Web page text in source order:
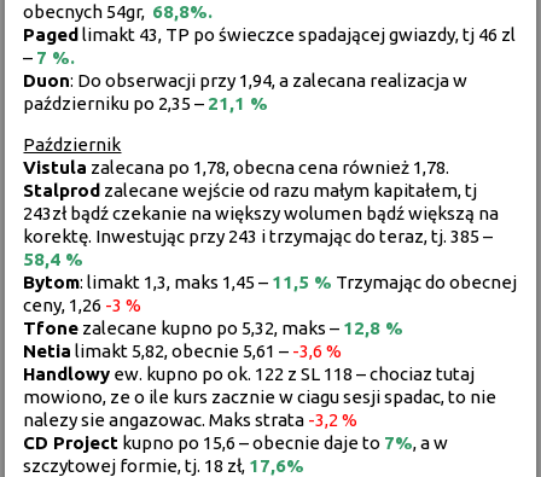
obecnych 54gr, 68,8%.
Pagedlimakt 43, TP po świeczce spadającej gwiazdy, tj 46 zl
– 7 %.
Duon: Do obserwacji przy 1,94, a zalecana realizacja w
październiku po 2,35 – 21,1 %
Październik
Vistula zalecana po 1,78, obecna cena również 1,78.
Stalprod zalecane wejście od razu małym kapitałem, tj
243zł bądź czekanie na większy wolumen bądź większą na
korektę. Inwestując przy 243 i trzymając do teraz, tj. 385 –
58,4 %
Bytom: limakt 1,3, maks 1,45 – 11,5 % Trzymając do obecnej
ceny, 1,26 -3 %
Tfone zalecane kupno po 5,32, maks – 12,8 %
Netia limakt 5,82, obecnie 5,61 – -3,6 %
Handlowy ew. kupno po ok. 122 z SL 118 – chociaz tutaj
mowiono, ze o ile kurs zacznie w ciagu sesji spadac, to nie
nalezy sie angazowac. Maks strata -3,2 %
CD Project kupno po 15,6 – obecnie daje to 7%, a w
szczytowej formie, tj. 18 zł, 17,6%